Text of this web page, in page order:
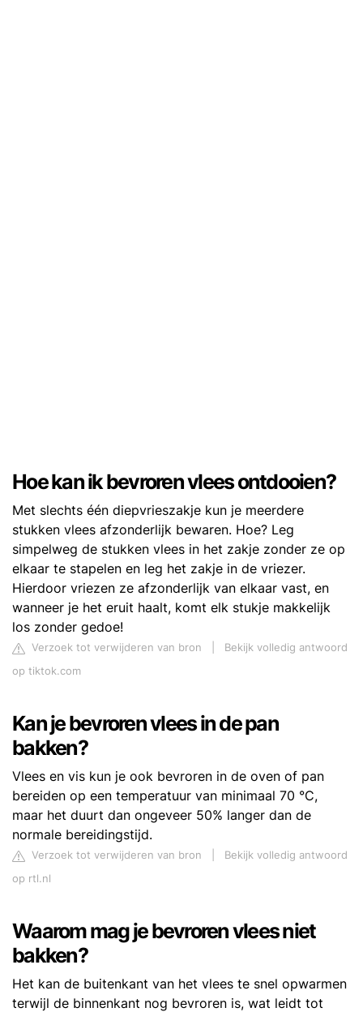
Hoe kan ik bevroren vlees ontdooien?
Met slechts één diepvrieszakje kun je meerdere
stukken vlees afzonderlijk bewaren. Hoe? Leg
simpelweg de stukken vlees in het zakje zonder ze op
elkaar te stapelen en leg het zakje in de vriezer.
Hierdoor vriezen ze afzonderlijk van elkaar vast, en
wanneer je het eruit haalt, komt elk stukje makkelijk
los zonder gedoe!
Verzoek tot verwijderen van bron
Bekijk volledig antwoord
op tiktok.com
Kan je bevroren vlees in de pan
bakken?
Vlees en vis kun je ook bevroren in de oven of pan
bereiden op een temperatuur van minimaal 70 °C,
maar het duurt dan ongeveer 50% langer dan de
normale bereidingstijd.
Verzoek tot verwijderen van bron
Bekijk volledig antwoord
op rtl.nl
Waarom mag je bevroren vlees niet
bakken?
Het kan de buitenkant van het vlees te snel opwarmen
terwijl de binnenkant nog bevroren is, wat leidt tot